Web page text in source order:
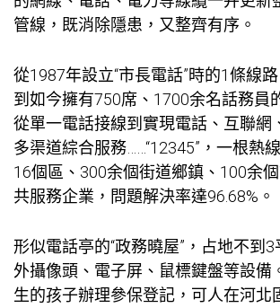
管線，既消除隱患，又整齊有序。
從1987年設立“市長電話”時的1條線
到如今擁有750席、1700余名話務員
從單一電話接線到實現電話、互聯網
多渠道綜合服務……“12345”，一根熱
16個區、300余個街道鄉鎮、100余
共服務企業，問題解決率達96.68%。
形似電話亭的“政務曉屋”，占地不到
外攝像頭、電子屏、鼠標鍵盤等設備
生的孩子辦理參保登記，可人在河北